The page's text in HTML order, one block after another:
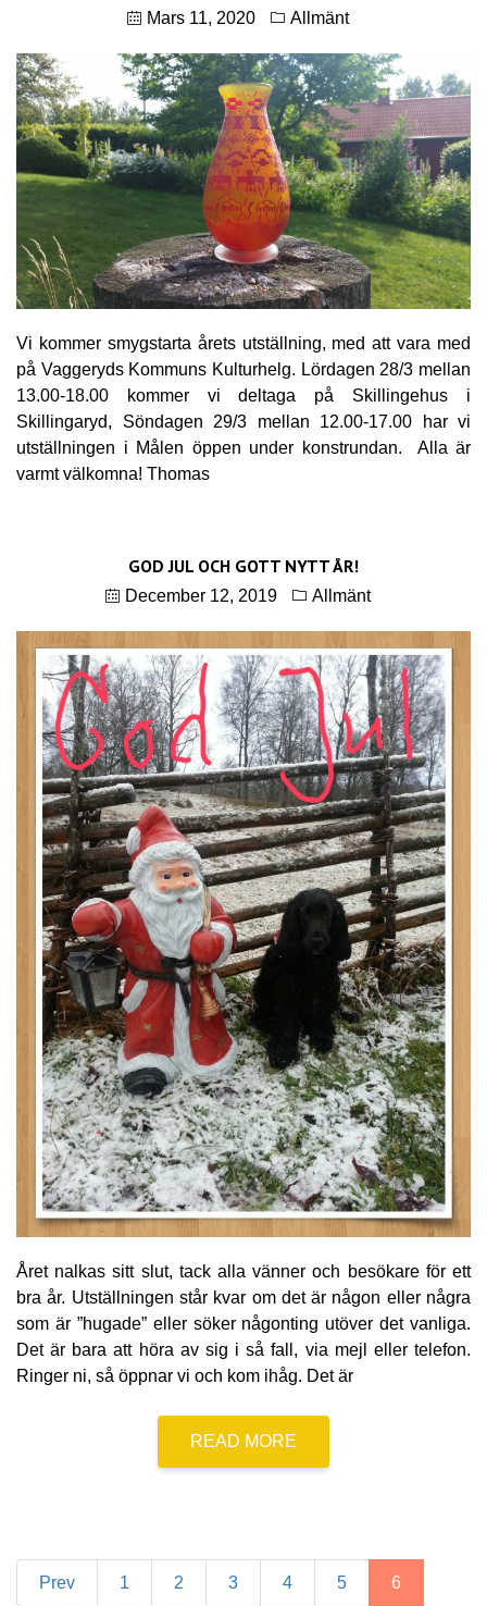
Mars 11, 2020 Allmänt
Vi kommer smygstarta årets utställning, med att vara med
på Vaggeryds Kommuns Kulturhelg. Lördagen 28/3 mellan
13.00-18.00 kommer vi deltaga på Skillingehus i
Skillingaryd, Söndagen 29/3 mellan 12.00-17.00 har vi
utställningen i Målen öppen under konstrundan. Alla är
varmt välkomna! Thomas
GOD JUL OCH GOTT NYTT ÅR!
December 12, 2019 Allmänt
Året nalkas sitt slut, tack alla vänner och besökare för ett
bra år. Utställningen står kvar om det är någon eller några
som är ”hugade” eller söker någonting utöver det vanliga.
Det är bara att höra av sig i så fall, via mejl eller telefon.
Ringer ni, så öppnar vi och kom ihåg. Det är
READ MORE
Prev 1 2 3 4 5 6